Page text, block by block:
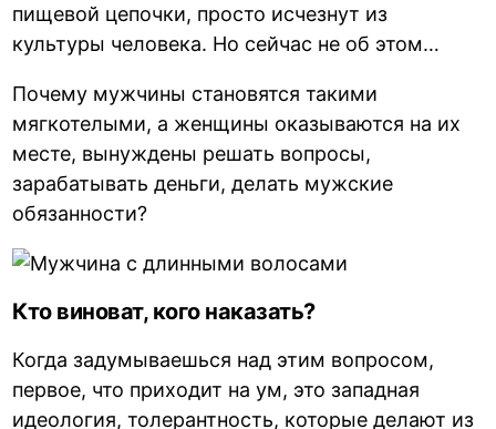
пищевой цепочки, просто исчезнут из
культуры человека. Но сейчас не об этом…
Почему мужчины становятся такими
мягкотелыми, а женщины оказываются на их
месте, вынуждены решать вопросы,
зарабатывать деньги, делать мужские
обязанности?
Кто виноват, кого наказать?
Когда задумываешься над этим вопросом,
первое, что приходит на ум, это западная
идеология, толерантность, которые делают из